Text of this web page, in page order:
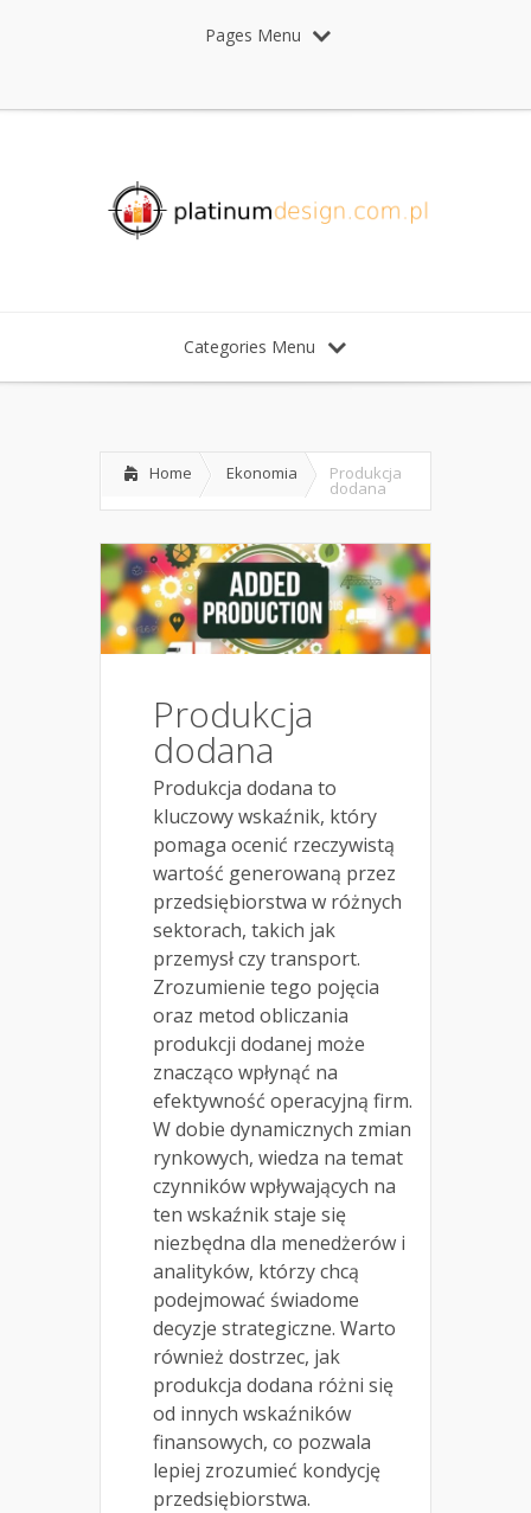
Pages Menu
Categories Menu
Home Ekonomia Produkcja
dodana
Produkcja
dodana
Produkcja dodana to
kluczowy wskaźnik, który
pomaga ocenić rzeczywistą
wartość generowaną przez
przedsiębiorstwa w różnych
sektorach, takich jak
przemysł czy transport.
Zrozumienie tego pojęcia
oraz metod obliczania
produkcji dodanej może
znacząco wpłynąć na
efektywność operacyjną firm.
W dobie dynamicznych zmian
rynkowych, wiedza na temat
czynników wpływających na
ten wskaźnik staje się
niezbędna dla menedżerów i
analityków, którzy chcą
podejmować świadome
decyzje strategiczne. Warto
również dostrzec, jak
produkcja dodana różni się
od innych wskaźników
finansowych, co pozwala
lepiej zrozumieć kondycję
przedsiębiorstwa.